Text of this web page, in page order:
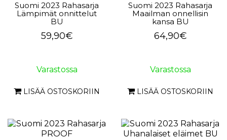
Suomi 2023 Rahasarja
Lämpimät onnittelut
BU
59,90€
Varastossa
LISÄÄ OSTOSKORIIN
Suomi 2023 Rahasarja
Maailman onnellisin
kansa BU
64,90€
Varastossa
LISÄÄ OSTOSKORIIN